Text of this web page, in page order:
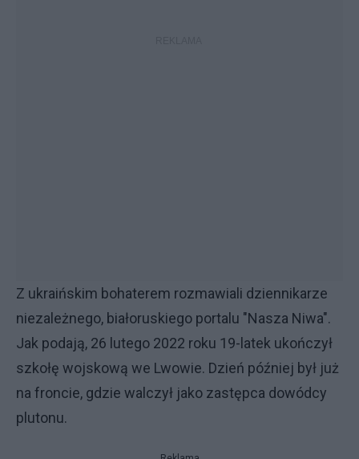
Z ukraińskim bohaterem rozmawiali dziennikarze
niezależnego, białoruskiego portalu "Nasza Niwa".
Jak podają, 26 lutego 2022 roku 19-latek ukończył
szkołę wojskową we Lwowie. Dzień później był już
na froncie, gdzie walczył jako zastępca dowódcy
plutonu.